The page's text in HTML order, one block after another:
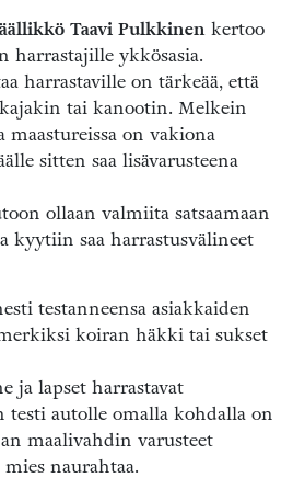
Taavi Pulkkinen kertoo
harrastajille ykkösasia.
harrastaville on tärkeää, että
tai kanootin. Melkein
maastureissa on vakiona
sitten saa lisävarusteena
ollaan valmiita satsaamaan
kyytiin saa harrastusvälineet
testanneensa asiakkaiden
koiran häkki tai sukset
ja lapset harrastavat
testi autolle omalla kohdalla on
maalivahdin varusteet
naurahtaa.